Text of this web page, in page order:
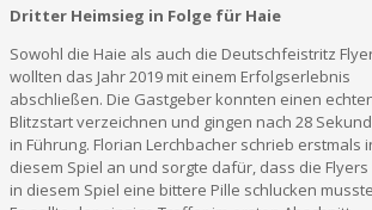
Dritter Heimsieg in Folge für Haie
Sowohl die Haie als auch die Deutschfeistritz
wollten das Jahr 2019 mit einem Erfolgserlebnis
abschließen. Die Gastgeber konnten einen
Blitzstart verzeichnen und gingen nach 28
in Führung. Florian Lerchbacher schrieb erstmals
diesem Spiel an und sorgte dafür, dass die
in diesem Spiel eine bittere Pille schlucken